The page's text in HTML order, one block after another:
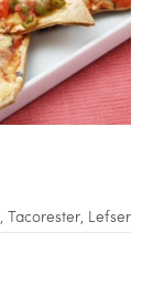
Tacorester Lefser